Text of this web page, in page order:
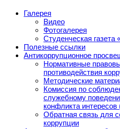
Галерея
Видео
Фотогалерея
Студенческая газета
Полезные ссылки
Антикоррупционное
Нормативные
противодействия
Методические
Комиссия по
служебному
конфликта интересов
Обратная связь для
коррупции